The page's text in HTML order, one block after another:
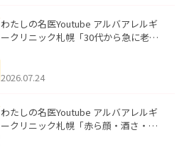
わたしの名医Youtube アルバアレルギ
ークリニック札幌「30代から急に老け
た。
2026.07.24
わたしの名医Youtube アルバアレルギ
ークリニック札幌「赤ら顔・酒さ・ニ